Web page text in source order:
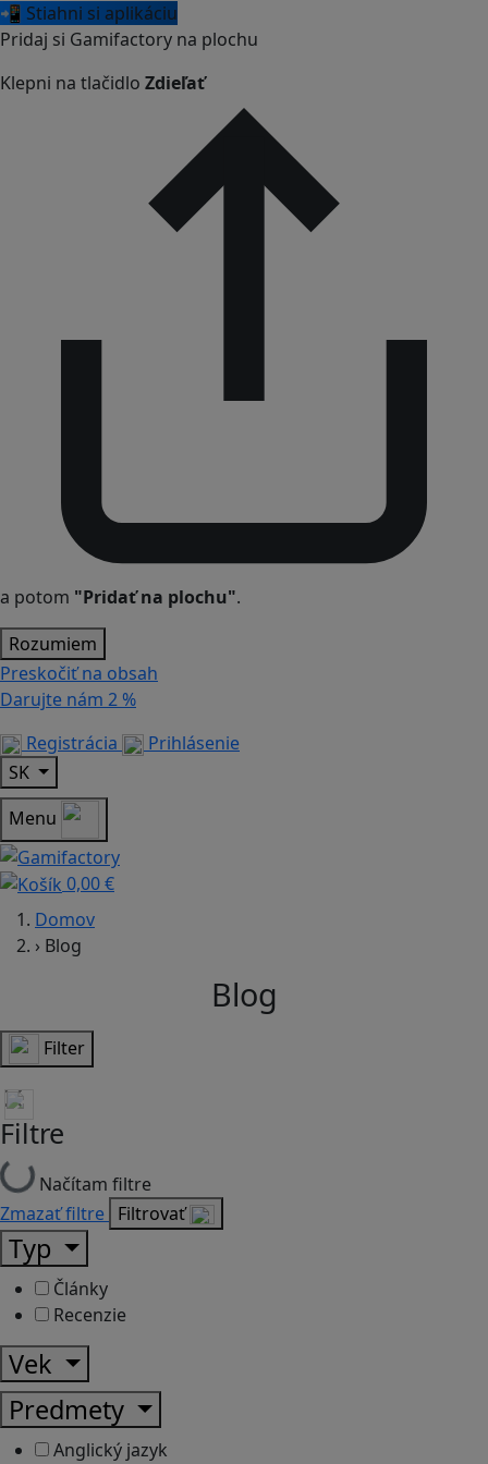
📲 Stiahni si aplikáciu
Pridaj si Gamifactory na plochu
Klepni na tlačidlo Zdieľať
a potom "Pridať na plochu".
Rozumiem
Preskočiť na obsah
Darujte nám 2 %
Registrácia
Prihlásenie
SK
Menu
0,00 €
Domov
› Blog
Blog
Filter
Filtre
Načítam filtre
Zmazať filtre Filtrovať
Typ
Články
Recenzie
Vek
Predmety
Anglický jazyk